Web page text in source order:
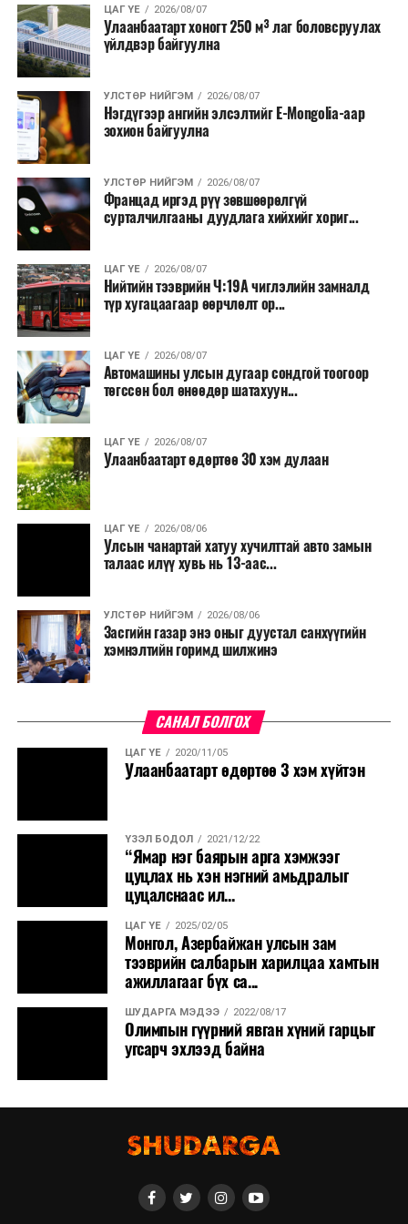
Мөн бүх шатны төсвийн ерөнхийлөн захирагч нарт
салбар бүрдээ урсгал зардлыг 20 хувиар бууруулах,
нөхөн томилгоо хийхгүй байх, аялал, амралт, зугаалга,
хамт олны урлаг, спортын арга хэмжээг зохион
байгуулахгүй байх, төрийн албанд шинэ орон тоо бий
болгохгүй байх, эрчим хүчний хэрэглээг хэмнэх, хурал,
сургалтыг цахим хэлбэрт шилжүүлэх, төрийн албан
хаагчдыг зарим өдрүүдэд цахимаар ажиллуулах арга
хэмжээг үргэлжлүүлэхийг үүрэг болголоо.
Төсвийн сахилга бат сайжирч, эдийн засгийн нөхцөл
хязгаарлалтыг үе шаттайгаар сулруулах юм.
ЦАГ ҮЕ 2026/08/07
Улаанбаатарт хоногт 250 м³ лаг боловсруулах
үйлдвэр байгуулна
УЛСТӨР НИЙГЭМ 2026/08/07
Нэгдүгээр ангийн элсэлтийг E-Mongolia-аар
зохион байгуулна
УЛСТӨР НИЙГЭМ 2026/08/07
Францад иргэд рүү зөвшөөрөлгүй
сурталчилгааны дуудлага хийхийг хориг...
ЦАГ ҮЕ 2026/08/07
Нийтийн тээврийн Ч:19А чиглэлийн замналд
түр хугацаагаар өөрчлөлт ор...
ЦАГ ҮЕ 2026/08/07
Автомашины улсын дугаар сондгой тоогоор
төгссөн бол өнөөдөр шатахуун...
ЦАГ ҮЕ 2026/08/07
Улаанбаатарт өдөртөө 30 хэм дулаан
ЦАГ ҮЕ 2026/08/06
Улсын чанартай хатуу хучилттай авто замын
талаас илүү хувь нь 13-аас...
УЛСТӨР НИЙГЭМ 2026/08/06
Засгийн газар энэ оныг дуустал санхүүгийн
хэмнэлтийн горимд шилжинэ
САНАЛ БОЛГОХ
ЦАГ ҮЕ 2020/11/05
Улаанбаатарт өдөртөө 3 хэм хүйтэн
ҮЗЭЛ БОДОЛ 2021/12/22
“Ямар нэг баярын арга хэмжээг
цуцлах нь хэн нэгний амьдралыг
цуцалснаас ил...
ЦАГ ҮЕ 2025/02/05
Монгол, Азербайжан улсын зам
тээврийн салбарын харилцаа хамтын
ажиллагааг бүх са...
ШУДАРГА МЭДЭЭ 2022/08/17
Олимпын гүүрний явган хүний гарцыг
угсарч эхлээд байна